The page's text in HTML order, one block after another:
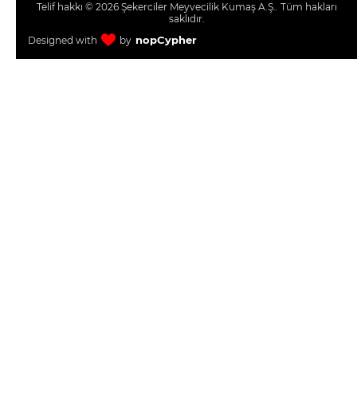
Telif hakkı © 2026 Şekerciler Meyvecilik Kumaş A.Ş.. Tüm hakları
saklıdır.
Designed with
by nopCypher